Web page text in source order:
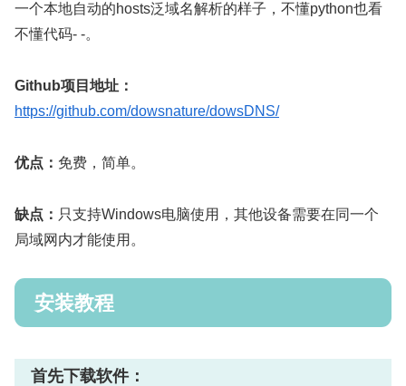
一个本地自动的hosts泛域名解析的样子，不懂python也看
不懂代码- -。
Github项目地址：
https://github.com/dowsnature/dowsDNS/
优点： 免费，简单。
缺点： 只支持Windows电脑使用，其他设备需要在同一个
局域网内才能使用。
安装教程
首先下载软件：